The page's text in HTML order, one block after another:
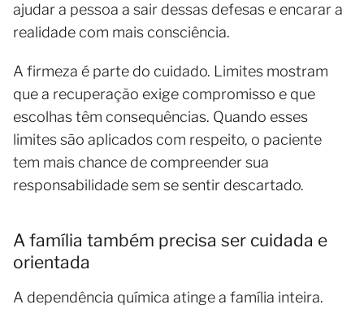
ajudar a pessoa a sair dessas defesas e encarar a
realidade com mais consciência.
A firmeza é parte do cuidado. Limites mostram
que a recuperação exige compromisso e que
escolhas têm consequências. Quando esses
limites são aplicados com respeito, o paciente
tem mais chance de compreender sua
responsabilidade sem se sentir descartado.
A família também precisa ser cuidada e
orientada
A dependência química atinge a família inteira.